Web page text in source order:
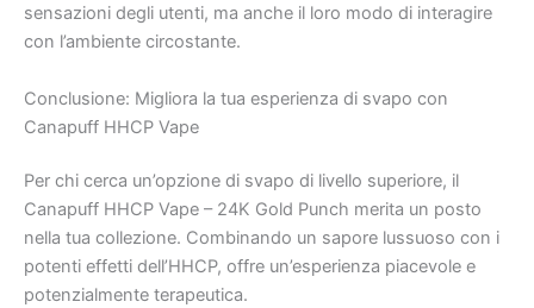
sensazioni degli utenti, ma anche il loro modo di interagire
con l’ambiente circostante.
Conclusione: Migliora la tua esperienza di svapo con
Canapuff HHCP Vape
Per chi cerca un’opzione di svapo di livello superiore, il
Canapuff HHCP Vape – 24K Gold Punch merita un posto
nella tua collezione. Combinando un sapore lussuoso con i
potenti effetti dell’HHCP, offre un’esperienza piacevole e
potenzialmente terapeutica.